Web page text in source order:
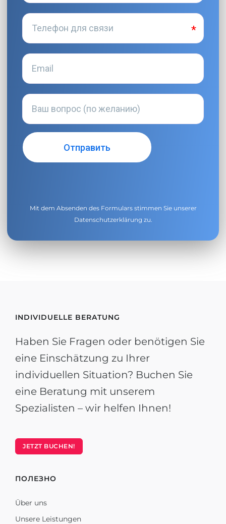
Mit dem Absenden des Formulars stimmen Sie unserer
Datenschutzerklärung zu.
INDIVIDUELLE BERATUNG
Haben Sie Fragen oder benötigen Sie
eine Einschätzung zu Ihrer
individuellen Situation? Buchen Sie
eine Beratung mit unserem
Spezialisten – wir helfen Ihnen!
JETZT BUCHEN!
ПОЛЕЗНО
Über uns
Unsere Leistungen